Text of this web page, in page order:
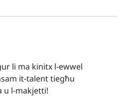
li ma kinitx l-ewwel
it-talent tiegħu
u l-makjetti!